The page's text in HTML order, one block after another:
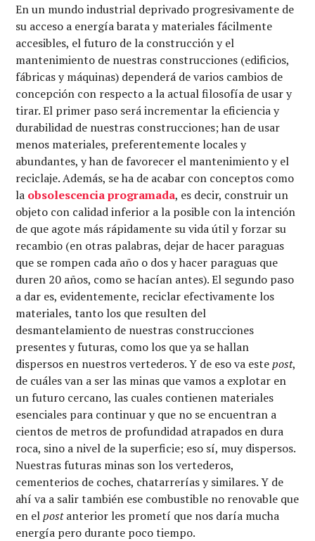
En un mundo industrial deprivado progresivamente de
su acceso a energía barata y materiales fácilmente
accesibles, el futuro de la construcción y el
mantenimiento de nuestras construcciones (edificios,
fábricas y máquinas) dependerá de varios cambios de
concepción con respecto a la actual filosofía de usar y
tirar. El primer paso será incrementar la eficiencia y
durabilidad de nuestras construcciones; han de usar
menos materiales, preferentemente locales y
abundantes, y han de favorecer el mantenimiento y el
reciclaje. Además, se ha de acabar con conceptos como
la obsolescencia programada, es decir, construir un
objeto con calidad inferior a la posible con la intención
de que agote más rápidamente su vida útil y forzar su
recambio (en otras palabras, dejar de hacer paraguas
que se rompen cada año o dos y hacer paraguas que
duren 20 años, como se hacían antes). El segundo paso
a dar es, evidentemente, reciclar efectivamente los
materiales, tanto los que resulten del
desmantelamiento de nuestras construcciones
presentes y futuras, como los que ya se hallan
dispersos en nuestros vertederos. Y de eso va estepost,
de cuáles van a ser las minas que vamos a explotar en
un futuro cercano, las cuales contienen materiales
esenciales para continuar y que no se encuentran a
cientos de metros de profundidad atrapados en dura
roca, sino a nivel de la superficie; eso sí, muy dispersos.
Nuestras futuras minas son los vertederos,
cementerios de coches, chatarrerías y similares. Y de
ahí va a salir también ese combustible no renovable que
en elpostanterior les prometí que nos daría mucha
energía pero durante poco tiempo.